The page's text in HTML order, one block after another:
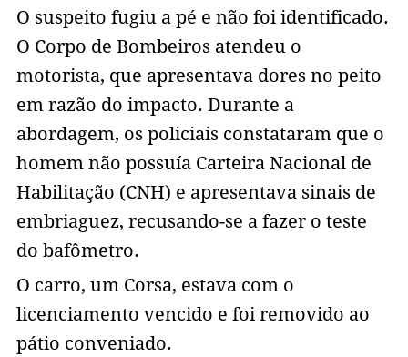
O suspeito fugiu a pé e não foi identificado.
O Corpo de Bombeiros atendeu o
motorista, que apresentava dores no peito
em razão do impacto. Durante a
abordagem, os policiais constataram que o
homem não possuía Carteira Nacional de
Habilitação (CNH) e apresentava sinais de
embriaguez, recusando-se a fazer o teste
do bafômetro.
O carro, um Corsa, estava com o
licenciamento vencido e foi removido ao
pátio conveniado.